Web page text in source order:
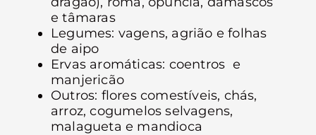
e tâmaras
Legumes: vagens, agrião e folhas
de aipo
Ervas aromáticas: coentros e
manjericão
Outros: flores comestíveis, chás,
arroz, cogumelos selvagens,
malagueta e mandioca